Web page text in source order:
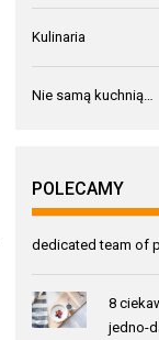
Kulinaria
Nie samą kuchnią…
POLECAMY
dedicated team of
8
jedno-